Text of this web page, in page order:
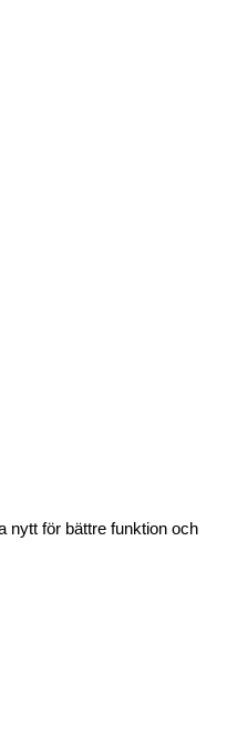
nytt för bättre funktion och